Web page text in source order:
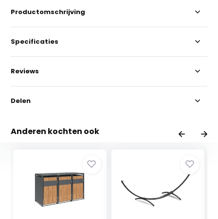
Productomschrijving
Specificaties
Reviews
Delen
Anderen kochten ook